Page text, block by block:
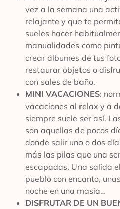
vez a la semana una
relajante y que te
sueles hacer
manualidades como
crear álbumes de tus
restaurar objetos o
con sales de baño.
MINI VACACIONES:
vacaciones al relax y a
siempre suele ser así.
son aquellas de pocos
donde salir uno o dos
más las pilas que una
escapadas. Una salida
pueblo con encanto,
noche en una masía…
DISFRUTAR DE UN